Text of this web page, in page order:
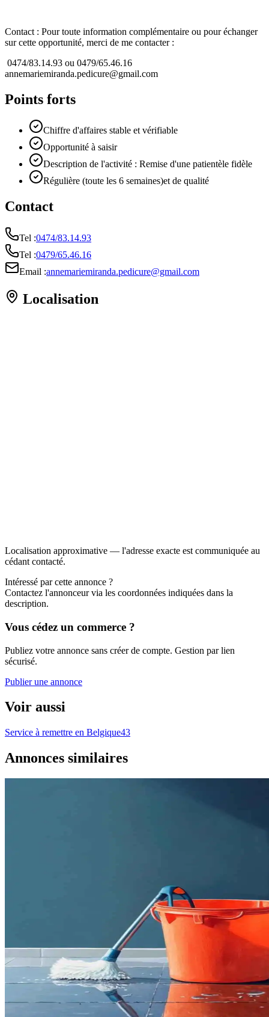
Contact : Pour toute information complémentaire ou pour échanger
sur cette opportunité, merci de me contacter :
‍ 0474/83.14.93 ou 0479/65.46.16
annemariemiranda.pedicure@gmail.com
Points forts
Chiffre d'affaires stable et vérifiable
Opportunité à saisir
Description de l'activité : Remise d'une patientèle fidèle
Régulière (toute les 6 semaines)et de qualité
Contact
Tel :0474/83.14.93
Tel :0479/65.46.16
Email :annemariemiranda.pedicure@gmail.com
Localisation
Localisation approximative — l'adresse exacte est communiquée au
cédant contacté.
Intéressé par cette annonce ?
Contactez l'annonceur via les coordonnées indiquées dans la
description.
Vous cédez un commerce ?
Publiez votre annonce sans créer de compte. Gestion par lien
sécurisé.
Publier une annonce
Voir aussi
Service à remettre en Belgique43
Annonces similaires